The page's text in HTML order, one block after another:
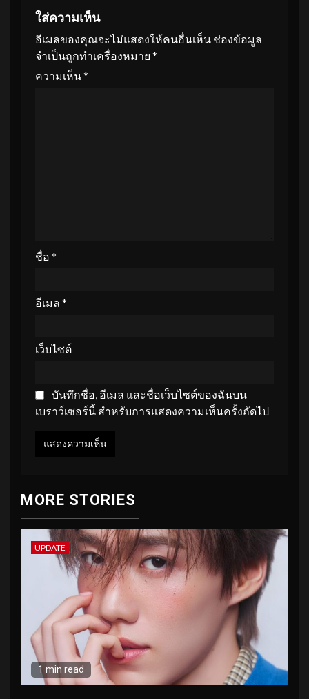
ใส่ความเห็น
อีเมลของคุณจะไม่แสดงให้คนอื่นเห็น ช่องข้อมูล
จำเป็นถูกทำเครื่องหมาย *
ความเห็น*
ชื่อ *
อีเมล *
เว็บไซต์
บันทึกชื่อ, อีเมล และชื่อเว็บไซต์ของฉันบน
เบราว์เซอร์นี้ สำหรับการแสดงความเห็นครั้งถัดไป
MORE STORIES
UPDATE
1 min read